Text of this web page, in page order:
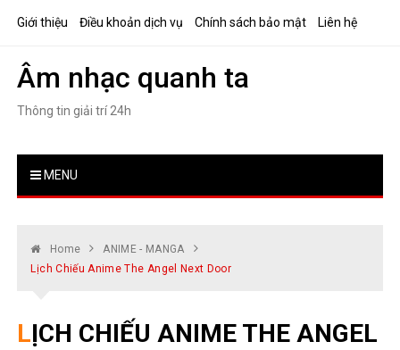
Giới thiệu Điều khoản dịch vụ Chính sách bảo mật Liên hệ
Âm nhạc quanh ta
Thông tin giải trí 24h
MENU
Home
ANIME - MANGA
Lịch Chiếu Anime The Angel Next Door
LỊCH CHIẾU ANIME THE ANGEL